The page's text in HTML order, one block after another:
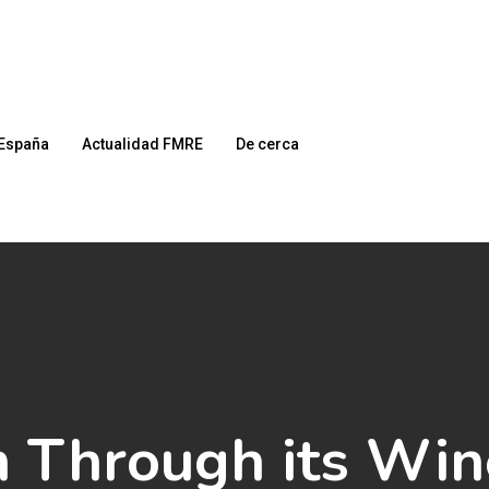
Actualidad FMRE De cerca
Through its